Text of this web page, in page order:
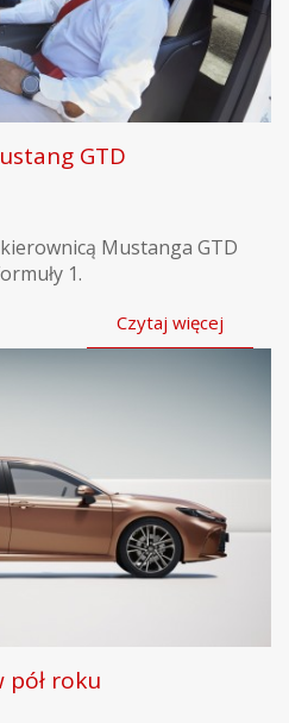
GTD
Mustanga GTD
1.
Czytaj więcej
roku